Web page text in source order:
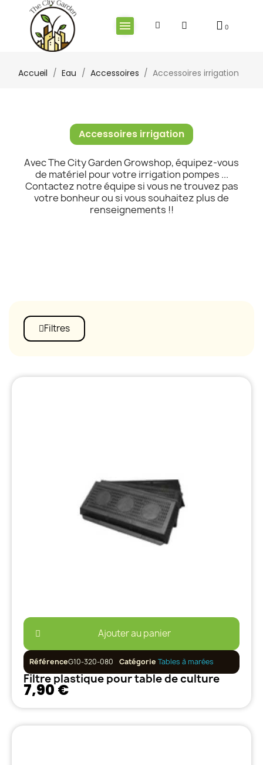
Accueil Eau Accessoires Accessoires irrigation
Accessoires irrigation
Avec The City Garden Growshop, équipez-vous
de matériel pour votre irrigation pompes ...
Contactez notre équipe si vous ne trouvez pas
votre bonheur ou si vous souhaitez plus de
renseignements !!
Filtres
Ajouter au panier
RéférenceG10-320-080 Catégorie Tables à marées
Filtre plastique pour table de culture
7,90 €